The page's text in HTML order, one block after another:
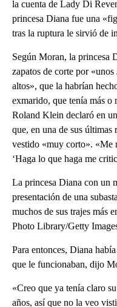
la cuenta de Lady Di
princesa Diana fue una
tras la ruptura le sirvió de
Según Moran, la princesa
zapatos de corte por
altos», que la habrían
exmarido, que tenía más o
Roland Klein declaró en
que, en una de sus
vestido «muy corto». «Me
‘Haga lo que haga me
La princesa Diana con un
presentación de una
muchos de sus trajes más
Photo Library/Getty
Para entonces, Diana
que le funcionaban, dijo
«Creo que ya tenía claro
años, así que no la veo